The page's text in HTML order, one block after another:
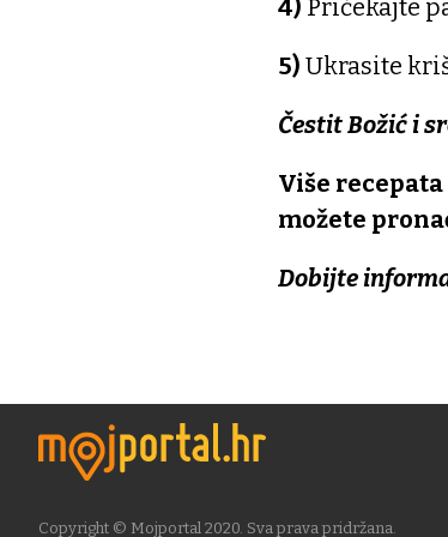
4) Pričekajte
5) Ukrasite
Čestit Božić i
Više
možete
Dobijte
Copyright © Mojportal 2020. Sva prava pridržana.